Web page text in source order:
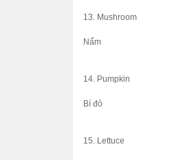
13. Mushroom
Nấm
14. Pumpkin
Bí đỏ
15. Lettuce